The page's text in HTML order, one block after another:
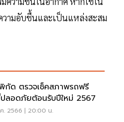
วามอับชื้นและเป็นแหล่งสะสม
กัด ตรวจเช็คสภาพรถฟรี
ลอดภัยต้อนรับปีใหม่ 2567
. 2566 | 20:00 น.